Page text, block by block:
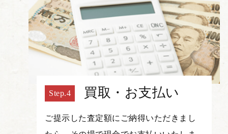
買取・お支払い
ご提示した査定額にご納得いただきまし